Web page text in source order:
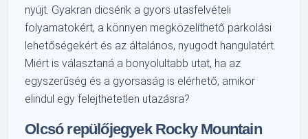
nyújt. Gyakran dicsérik a gyors utasfelvételi
folyamatokért, a könnyen megközelíthető parkolási
lehetőségekért és az általános, nyugodt hangulatért.
Miért is választaná a bonyolultabb utat, ha az
egyszerűség és a gyorsaság is elérhető, amikor
elindul egy felejthetetlen utazásra?
Olcsó repülőjegyek Rocky Mountain